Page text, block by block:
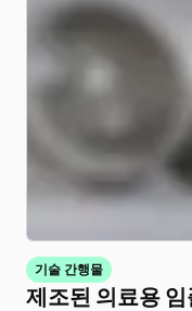
기술 간행물
제조된 의료용